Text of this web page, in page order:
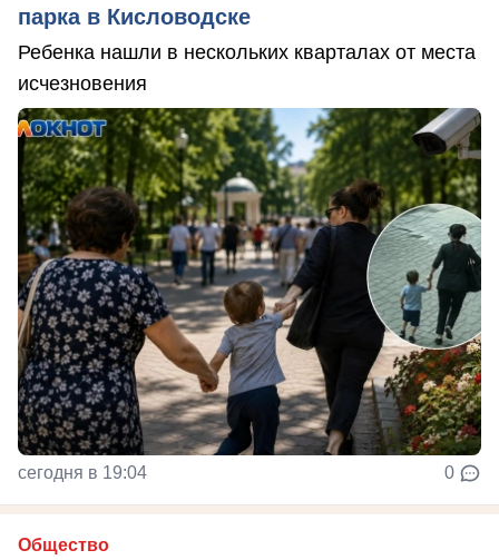
парка в Кисловодске
Ребенка нашли в нескольких кварталах от места
исчезновения
сегодня в 19:04 0
Общество